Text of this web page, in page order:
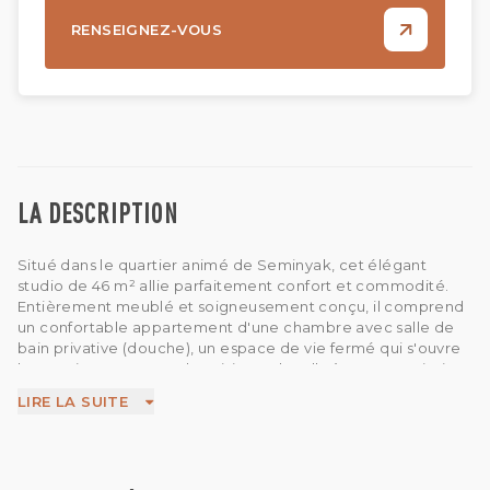
LA DESCRIPTION
Situé dans le quartier animé de Seminyak, cet élégant
studio de 46 m² allie parfaitement confort et commodité.
Entièrement meublé et soigneusement conçu, il comprend
un confortable appartement d'une chambre avec salle de
bain privative (douche), un espace de vie fermé qui s'ouvre
harmonieusement sur la cuisine et la salle à manger, ainsi
climatisation. Avec ses intérieurs de bon goût et son
LIRE LA SUITE
RENSEIGNEZ-VOUS